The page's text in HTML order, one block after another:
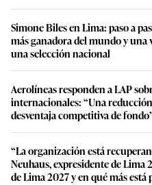
Simone Biles en Lima: paso a
más ganadora del mundo y una
una selección nacional
Aerolíneas responden a LAP
internacionales: “Una
desventaja competitiva de
“La organización está
Neuhaus, expresidente de Lima
de Lima 2027 y en qué más